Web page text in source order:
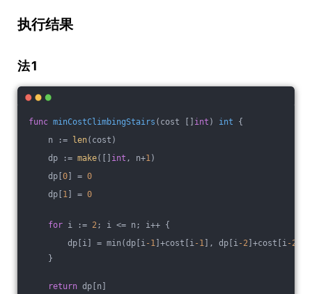
执行结果
法1
func minCostClimbingStairs (cost [] int ) int {
n :=
len(cost)
dp := make([] int , n+1)
dp[ 0 ] = 0
dp[ 1 ] = 0
for i := 2; i <= n; i++ {
dp[i] = min(dp[i-1 ]+cost[i-1 ], dp[i-2 ]+cost[i-2
}
return dp[n]